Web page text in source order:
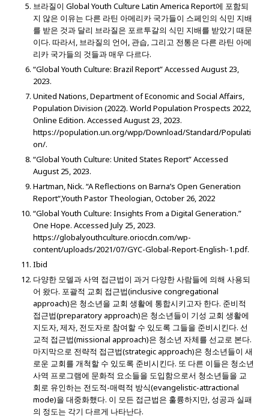
브라질이 Global Youth Culture Latin America Report에 포함되
지 않은 이유는 다른 라틴 아메리카 국가들이 스페인의 식민 지배
를 받은 것과 달리 브라질은 포르투갈의 식민 지배를 받았기 때문
이다. 따라서, 브라질의 언어, 관습, 그리고 전통은 다른 라틴 아메
리카 국가들의 것들과 매우 다르다.
“Global Youth Culture: Brazil Report” Accessed August 23,
2023.
United Nations, Department of Economic and Social Affairs,
Population Division (2022). World Population Prospects 2022,
Online Edition. Accessed August 23, 2023.
https://population.un.org/wpp/Download/Standard/Populati
on/.
“Global Youth Culture: United States Report” Accessed
August 25, 2023.
Hartman, Nick. “A Reflections on Barna’s Open Generation
Report“,Youth Pastor Theologian, October 26, 2022
“Global Youth Culture: Insights From a Digital Generation.”
One Hope. Accessed July 25, 2023.
https://globalyouthculture.oriocdn.com/wp-
content/uploads/2021/07/GYC-Global-Report-English-1.pdf.
Ibid
다양한 모델과 사역 접근법이 과거 다양한 사람들에 의해 사용되
어 왔다. 포괄적 교회 접근법(inclusive congregational
approach)은 청소년을 교회 생활에 통합시키고자 한다. 준비적
접근법(preparatory approach)은 청소년들이 기성 교회 생활에
지도자, 제자, 전도자로 참여할 수 있도록 그들을 준비시킨다. 선
교적 접근법(missional approach)은 청소년 자체를 선교로 본다.
마지막으로 전략적 접근법(strategic approach)은 청소년들이 새
로운 교회를 개척할 수 있도록 준비시킨다. 또 다른 이들은 청소년
사역 프로그램에 문화적 요소들을 도입함으로서 청소년들을 교
회로 유인하는 전도적-매력적 방식(evangelistic-attractional
mode)을 대중화했다. 이 모든 접근법은 훌륭하지만, 성공과 실패
의 정도는 각기 다르게 나타난다.